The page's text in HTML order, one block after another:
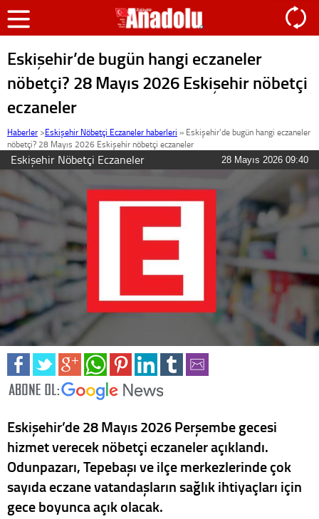
Eskişehir’de bugün hangi eczaneler
nöbetçi? 28 Mayıs 2026 Eskişehir nöbetçi
eczaneler
Haberler >Eskişehir Nöbetçi Eczaneler haberleri » Eskişehir’de bugün hangi eczaneler
nöbetçi? 28 Mayıs 2026 Eskişehir nöbetçi eczaneler
Eskişehir Nöbetçi Eczaneler 28 Mayıs 2026 09:40
Eskişehir’de 28 Mayıs 2026 Perşembe gecesi
hizmet verecek nöbetçi eczaneler açıklandı.
Odunpazarı, Tepebaşı ve ilçe merkezlerinde çok
sayıda eczane vatandaşların sağlık ihtiyaçları için
gece boyunca açık olacak.